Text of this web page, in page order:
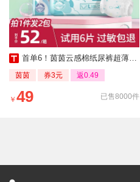
首单6！茵茵云感棉纸尿裤超薄拉拉裤2包
茵茵 券3元 返0.49
已售8000件
￥ 49